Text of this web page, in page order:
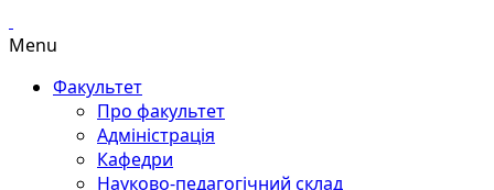
Menu
Факультет
Про факультет
Адміністрація
Кафедри
Науково-педагогічний склад